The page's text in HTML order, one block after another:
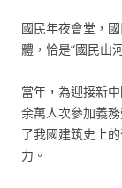
國民年夜會堂，
體，恰是“國民山
當年，為迎接新
余萬人次參加義
了我國建筑史上
力。